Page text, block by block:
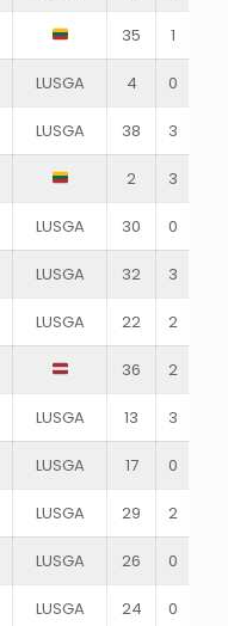
35 1
LUSGA 4 0
LUSGA 38 3
2 3
LUSGA 30 0
LUSGA 32 3
LUSGA 22 2
36 2
LUSGA 13 3
LUSGA 17 0
LUSGA 29 2
LUSGA 26 0
LUSGA 24 0